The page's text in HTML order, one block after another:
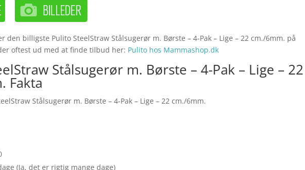
den billigste Pulito SteelStraw Stålsugerør m. Børste – 4-Pak – Lige – 22 cm./6mm. på
oftest ud med at finde tilbud her: Pulito hos Mammashop.dk
Stålsugerør m. Børste – 4-Pak – Lige – 22
Fakta
Stålsugerør m. Børste – 4-Pak – Lige – 22 cm./6mm.
(Ja, det er rigtig mange dage)